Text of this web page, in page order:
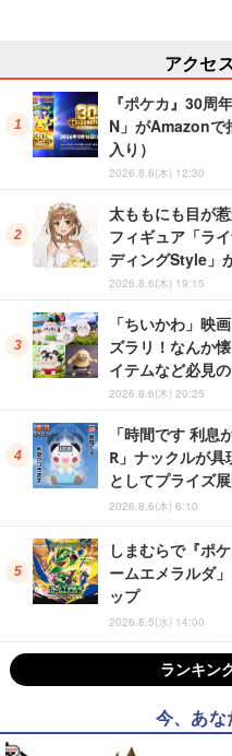
アクセ
『ポケカ』30周
N」がAmazonで
入り）
2026.8.6(木) 12:30
太ももにも目が
フィギュア「ラ
ディングStyle」
2026.8.6(木) 19:15
「ちいかわ」映
ズラリ！なんか
イテムなど必見
2026.8.6(木) 20:25
「時間です 利息
R」ナックルが
としてプライズ
2026.8.6(木) 6:10
しまむらで『ポ
ームエメラルダ
ップ
2026.8.5(水) 14:00
ランキン
今、あな